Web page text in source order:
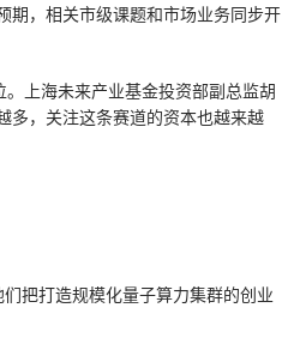
期，相关市级课题和市场业务同步开
上海未来产业基金投资部副总监胡
多，关注这条赛道的资本也越来越
把打造规模化量子算力集群的创业